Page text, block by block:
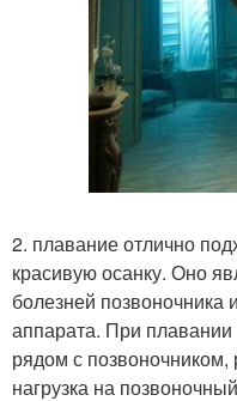
2. плавание отлично
красивую осанку. Оно
болезней позвоночника
аппарата. При
рядом с позвоночником,
нагрузка на